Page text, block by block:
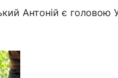
Антоній є головою